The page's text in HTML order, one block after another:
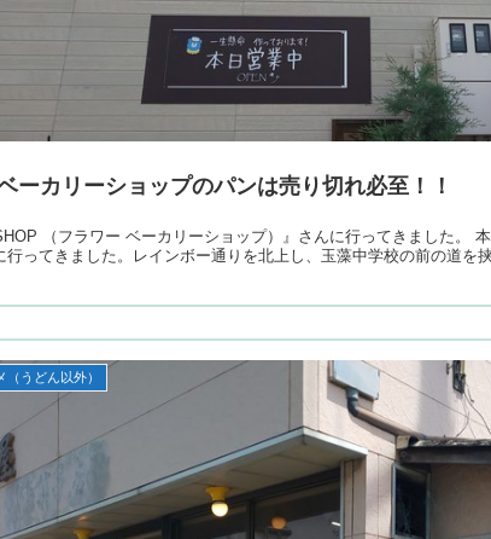
ーカリーショップのパンは売り切れ必至！！
（フラワー ベーカリーショップ）』さんに行ってきました。
行ってきました。レインボー通りを北上し、玉藻中学校の前の道を
うどん以外）